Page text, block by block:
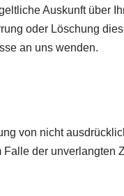
Auskunft über
oder Löschung
an uns wenden.
von nicht
der